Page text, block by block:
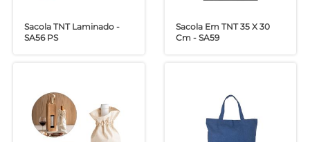
Sacola TNT Laminado -
SA56 PS
Sacola Em TNT 35 X 30
Cm - SA59